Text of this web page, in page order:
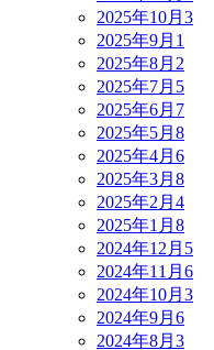
2025年10月 3
2025年9月 1
2025年8月 2
2025年7月 5
2025年6月 7
2025年5月 8
2025年4月 6
2025年3月 8
2025年2月 4
2025年1月 8
2024年12月 5
2024年11月 6
2024年10月 3
2024年9月 6
2024年8月 3